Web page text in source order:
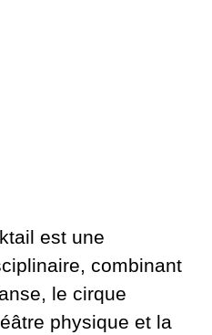
est une
combinant
le cirque
physique et la